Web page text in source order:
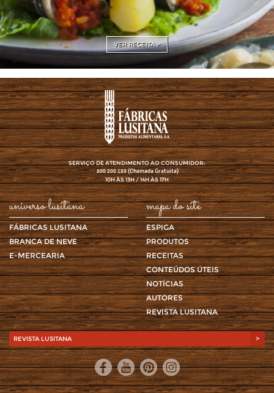
VER RECEITA >
SERVIÇO DE ATENDIMENTO AO CONSUMIDOR:
800 200 189(Chamada Gratuita)
10H ÀS 13H / 14H ÀS 17H
universo lusitana
FÁBRICAS LUSITANA
BRANCA DE NEVE
E-MERCEARIA
mapa do site
ESPIGA
PRODUTOS
RECEITAS
CONTEÚDOS ÚTEIS
NOTÍCIAS
AUTORES
REVISTA LUSITANA
REVISTA LUSITANA >